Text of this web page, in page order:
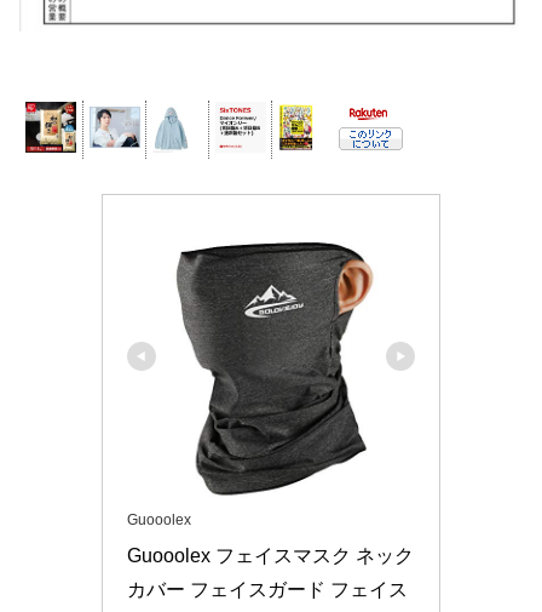
Guooolex
Guooolex フェイスマスク ネック
カバー フェイスガード フェイス